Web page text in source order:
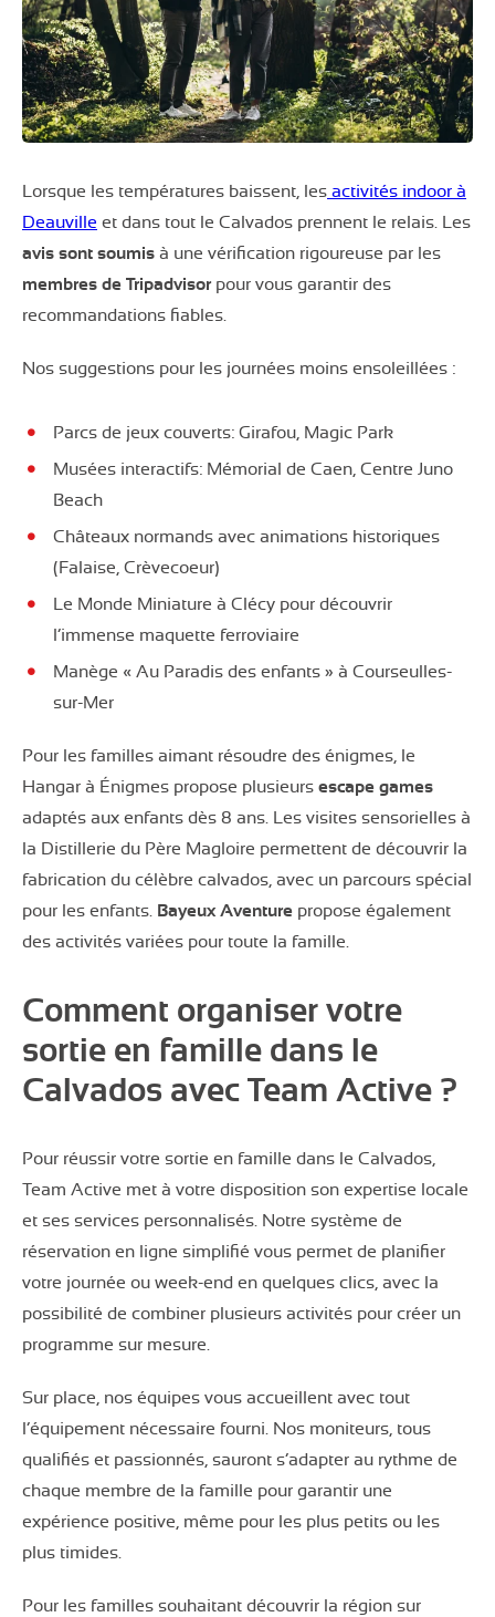
Lorsque les températures baissent, les activités indoor à
Deauville et dans tout le Calvados prennent le relais. Les
avis sont soumis à une vérification rigoureuse par les
membres de Tripadvisorpour vous garantir des
recommandations fiables.
Nos suggestions pour les journées moins ensoleillées :
Parcs de jeux couverts: Girafou, Magic Park
Musées interactifs: Mémorial de Caen, Centre Juno
Beach
Châteaux normands avec animations historiques
(Falaise, Crèvecoeur)
Le Monde Miniature à Clécy pour découvrir
l’immense maquette ferroviaire
Manège « Au Paradis des enfants » à Courseulles-
sur-Mer
Pour les familles aimant résoudre des énigmes, le
Hangar à Énigmes propose plusieurs escape games
adaptés aux enfants dès 8 ans. Les visites sensorielles à
la Distillerie du Père Magloire permettent de découvrir la
fabrication du célèbre calvados, avec un parcours spécial
pour les enfants. Bayeux Aventure propose également
des activités variées pour toute la famille.
Comment organiser votre
sortie en famille dans le
Calvados avec Team Active ?
Pour réussir votre sortie en famille dans le Calvados,
Team Active met à votre disposition son expertise locale
et ses services personnalisés. Notre système de
réservation en ligne simplifié vous permet de planifier
votre journée ou week-end en quelques clics, avec la
possibilité de combiner plusieurs activités pour créer un
programme sur mesure.
Sur place, nos équipes vous accueillent avec tout
l’équipement nécessaire fourni. Nos moniteurs, tous
qualifiés et passionnés, sauront s’adapter au rythme de
chaque membre de la famille pour garantir une
expérience positive, même pour les plus petits ou les
plus timides.
Pour les familles souhaitant découvrir la région sur